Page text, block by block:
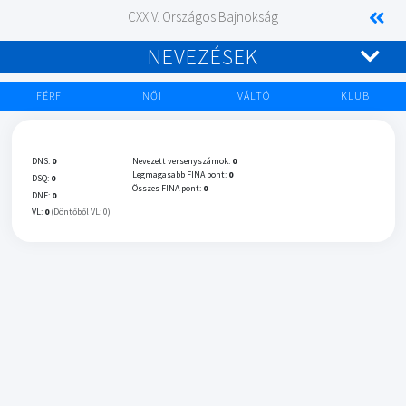
CXXIV. Országos Bajnokság
NEVEZÉSEK
FÉRFI NŐI VÁLTÓ KLUB
DNS: 0
DSQ: 0
DNF: 0
VL: 0 (Döntőből VL: 0)
Nevezett versenyszámok: 0
Legmagasabb FINA pont: 0
Összes FINA pont: 0